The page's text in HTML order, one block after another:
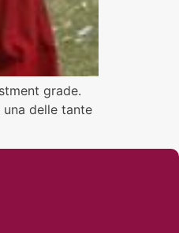
grade.
delle tante